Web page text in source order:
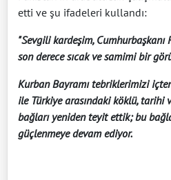
etti ve şu ifadeleri kullandı:
"Sevgili kardeşim, Cumhurbaşkanı
son derece sıcak ve samimi bir
Kurban Bayramı tebriklerimizi
ile Türkiye arasındaki köklü, tarihi
bağları yeniden teyit ettik; bu
güçlenmeye devam ediyor.